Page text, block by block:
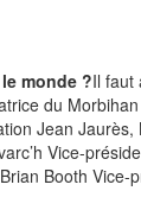
monde ?Il faut
du
Jean Jaurès,
Vice-
Booth Vice-